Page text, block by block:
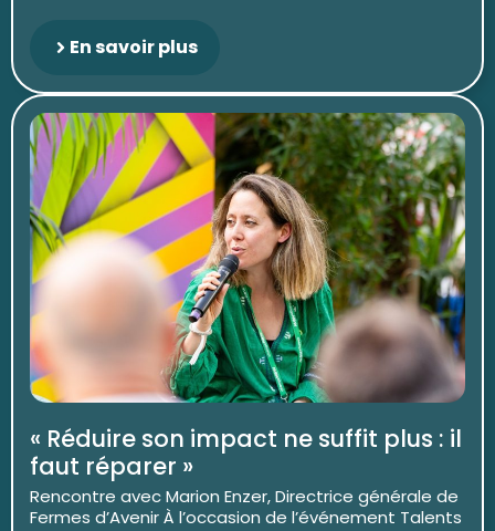
En savoir plus
« Réduire son impact ne suffit plus : il
faut réparer »
Rencontre avec Marion Enzer, Directrice générale de
Fermes d’Avenir À l’occasion de l’événement Talents